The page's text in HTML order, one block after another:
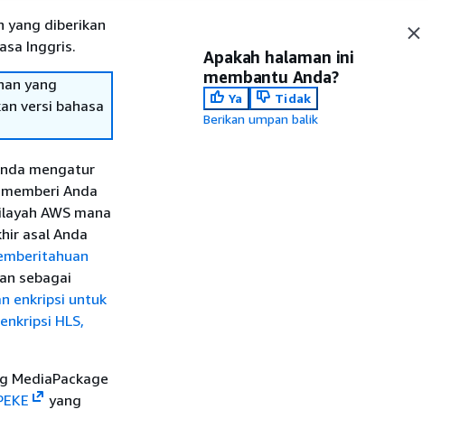
yang diberikan
Inggris.
yang
versi bahasa
mengatur
Anda
AWS mana
asal Anda
sebagai
enkripsi untuk
HLS,
MediaPackage
yang
Apakah halaman ini
membantu Anda?
Ya
Tidak
Berikan umpan balik